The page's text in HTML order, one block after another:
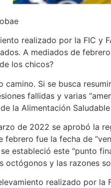
realizado por la FIC y
A mediados de
los chicos?
camino. Si se busca
fallidas y varias
la Alimentación
de 2022 se aprobó la
febrero fue la fecha de
estableció este “punto
octógonos y las razones
realizado por la